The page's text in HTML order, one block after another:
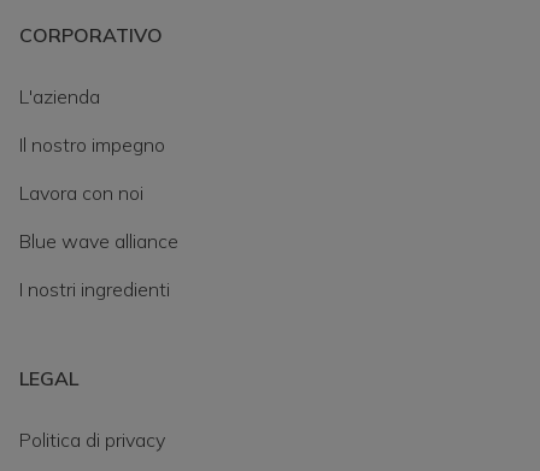
CORPORATIVO
L'azienda
Il nostro impegno
Lavora con noi
Blue wave alliance
I nostri ingredienti
LEGAL
Politica di privacy